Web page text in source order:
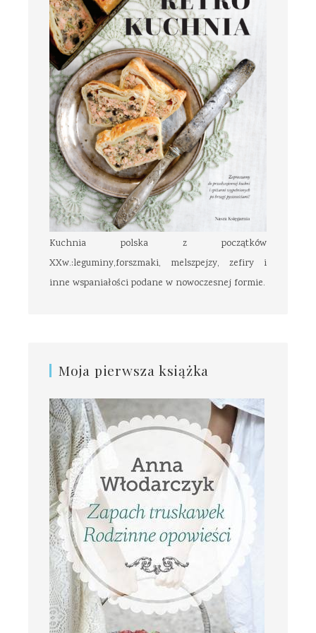
Kuchnia polska z początków
XXw.:leguminy,forszmaki, melszpejzy, zefiry i
inne wspaniałości podane w nowoczesnej formie.
Moja pierwsza książka